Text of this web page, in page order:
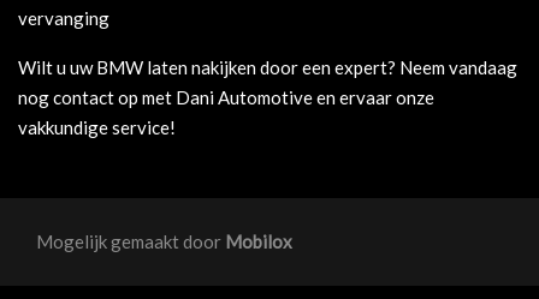
vervanging
Wilt u uw BMW laten nakijken door een expert? Neem vandaag
nog contact op met Dani Automotive en ervaar onze
vakkundige service!
Mogelijk gemaakt door Mobilox